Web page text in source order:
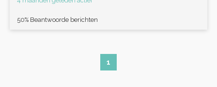
50% Beantwoorde berichten
1